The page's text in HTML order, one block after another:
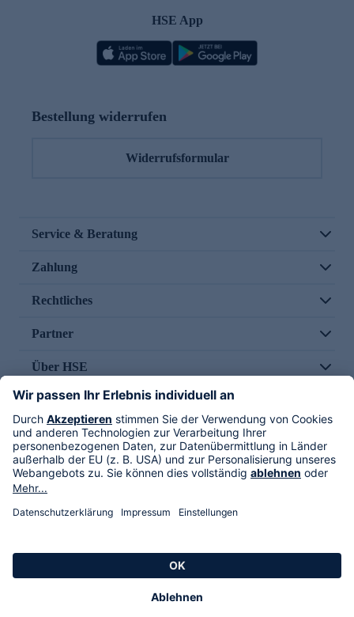
HSE App
Bestellung widerrufen
Widerrufsformular
Service & Beratung
Zahlung
Rechtliches
Partner
Über HSE
Im TV
HSE International